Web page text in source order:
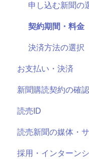
申し込む新聞の
契約期間・料金
決済方法の選択
お支払い・決済
決済情報の確認
クレジットカー
新聞購読契約の確
最近お申し込み
購読中商品の確
個人情報の確認
読売ID
登録情報
ログイン方法
読売新聞の媒体・
読売新聞の媒体
採用・インターン